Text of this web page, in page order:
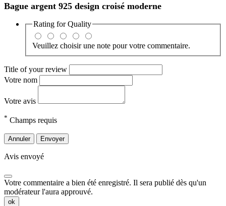
Bague argent 925 design croisé moderne
Rating forQuality
Veuillez choisir une note pour votre commentaire.
Title of your review
Votre nom
Votre avis
* Champs requis
Annuler Envoyer
Avis envoyé
Votre commentaire a bien été enregistré. Il sera publié dès qu'un
modérateur l'aura approuvé.
ok